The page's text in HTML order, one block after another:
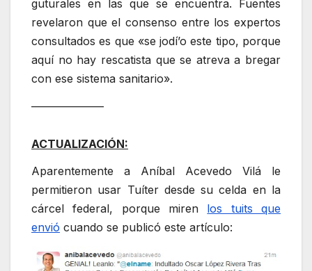
guturales en las que se encuentra. Fuentes
revelaron que el consenso entre los expertos
consultados es que «se jodí’o este tipo, porque
aquí no hay rescatista que se atreva a bregar
con ese sistema sanitario».
——————–
ACTUALIZACIÓN:
Aparentemente a Aníbal Acevedo Vilá le
permitieron usar Tuíter desde su celda en la
cárcel federal, porque miren los tuits que
envió cuando se publicó este artículo: